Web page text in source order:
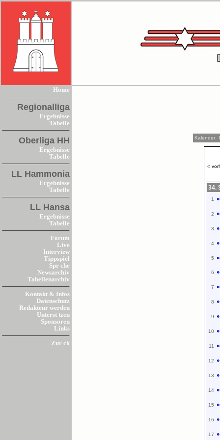
Home
Regionalliga
Ergebnisse
Tabelle
Oberliga HH
Ergebnisse
Tabelle
LL Hammonia
Ergebnisse
Tabelle
LL Hansa
Ergebnisse
Tabelle
Forum
Live
Interview
Tippspiel
Spr che
Newsarchiv
Tabellenarchiv
Kontakt & Infos
Datenschutz
Redakteur werden
Unterst tzen
Sponsoren
Links
Zur ck
Kalender
«
34.
1
2
3
4
5
6
7
8
9
10
11
12
13
14
15
16
17